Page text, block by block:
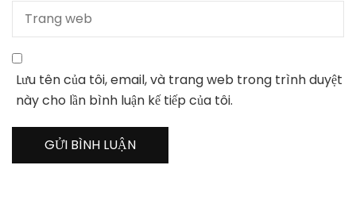
Lưu tên của tôi, email, và trang web trong trình duyệt
này cho lần bình luận kế tiếp của tôi.